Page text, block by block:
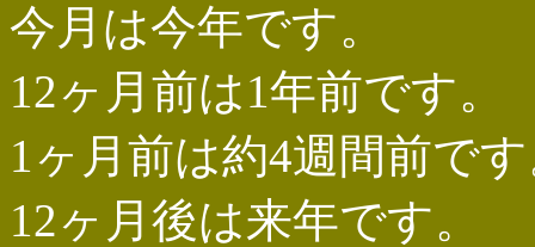
今月は今年です。
12ヶ月前は1年前です。
1ヶ月前は約4週間前で
12ヶ月後は来年です。